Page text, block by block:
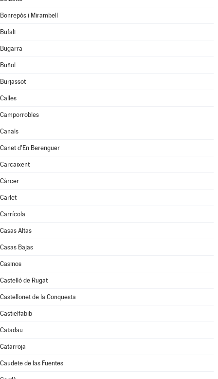
Bonrepòs i Mirambell
Bufali
Bugarra
Buñol
Burjassot
Calles
Camporrobles
Canals
Canet d'En Berenguer
Carcaixent
Càrcer
Carlet
Carrícola
Casas Altas
Casas Bajas
Casinos
Castelló de Rugat
Castellonet de la Conquesta
Castielfabib
Catadau
Catarroja
Caudete de las Fuentes